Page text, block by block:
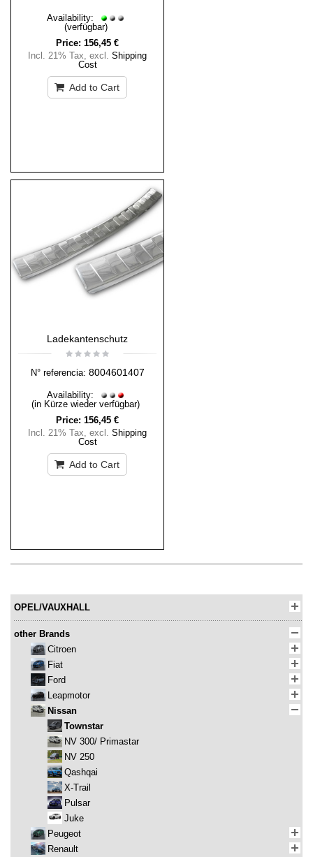
Availability:
(verfügbar)
Price: 156,45 €
Incl. 21% Tax, excl. Shipping
Cost
Add to Cart
Ladekantenschutz
N° referencia: 8004601407
Availability:
(in Kürze wieder verfügbar)
Price: 156,45 €
Incl. 21% Tax, excl. Shipping
Cost
Add to Cart
OPEL/VAUXHALL
other Brands
Citroen
Fiat
Ford
Leapmotor
Nissan
Townstar
NV 300/ Primastar
NV 250
Qashqai
X-Trail
Pulsar
Juke
Peugeot
Renault